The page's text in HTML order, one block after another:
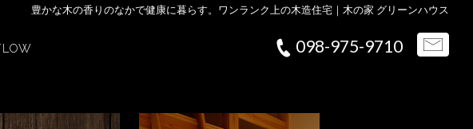
豊かな木の香りのなかで健康に暮らす。ワンランク上の木造住宅｜木の家 グリーンハウス
098-975-9710